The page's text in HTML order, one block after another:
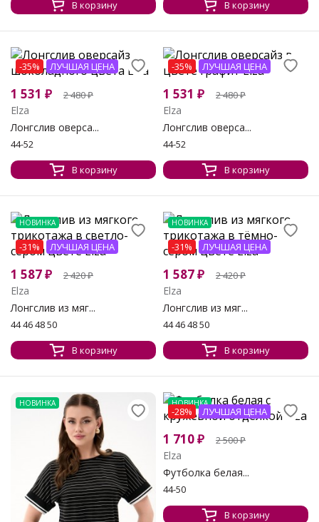
В корзину В корзину
-35% ЛУЧШАЯ ЦЕНА
1 531 ₽ 2 480₽
Elza
Лонгслив оверса...
44-52
В корзину
-35% ЛУЧШАЯ ЦЕНА
1 531 ₽ 2 480₽
Elza
Лонгслив оверса...
44-52
В корзину
НОВИНКА
-31% ЛУЧШАЯ ЦЕНА
1 587₽ 2 420₽
Elza
Лонгслив из мяг...
44 46 48 50
В корзину
НОВИНКА
-31% ЛУЧШАЯ ЦЕНА
1 587₽ 2 420₽
Elza
Лонгслив из мяг...
44 46 48 50
В корзину
НОВИНКА НОВИНКА
-28% ЛУЧШАЯ ЦЕНА
1 710₽ 2 500₽
Elza
Футболка белая...
44-50
В корзину